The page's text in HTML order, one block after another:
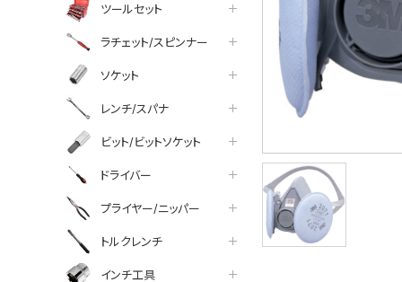
ツールセット
ラチェット/スピンナー
ソケット
レンチ/スパナ
ビット/ビットソケット
ドライバー
プライヤー/ニッパー
トルクレンチ
インチ工具